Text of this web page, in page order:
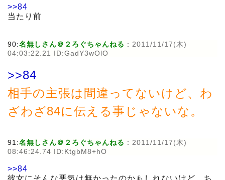
>>84
当たり前
90:名無しさん＠２ろぐちゃんねる : 2011/11/17(木)
04:03:22.21 ID:GadY3wOlO
>>84
相手の主張は間違ってないけど、わ
ざわざ84に伝える事じゃないな。
91:名無しさん＠２ろぐちゃんねる : 2011/11/17(木)
08:46:24.74 ID:KtgbM8+hO
>>84